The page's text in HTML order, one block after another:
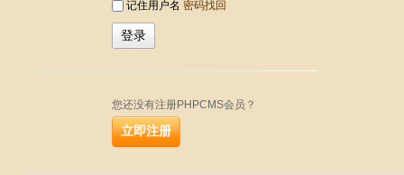
记住用户名 密码找回
您还没有注册PHPCMS会员？